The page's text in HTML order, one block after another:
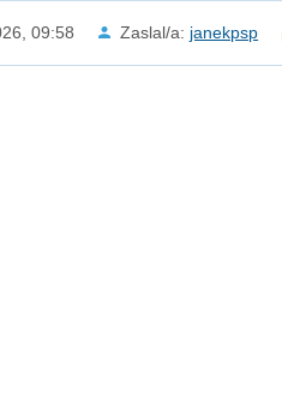
09:58 Zaslal/a: janekpsp